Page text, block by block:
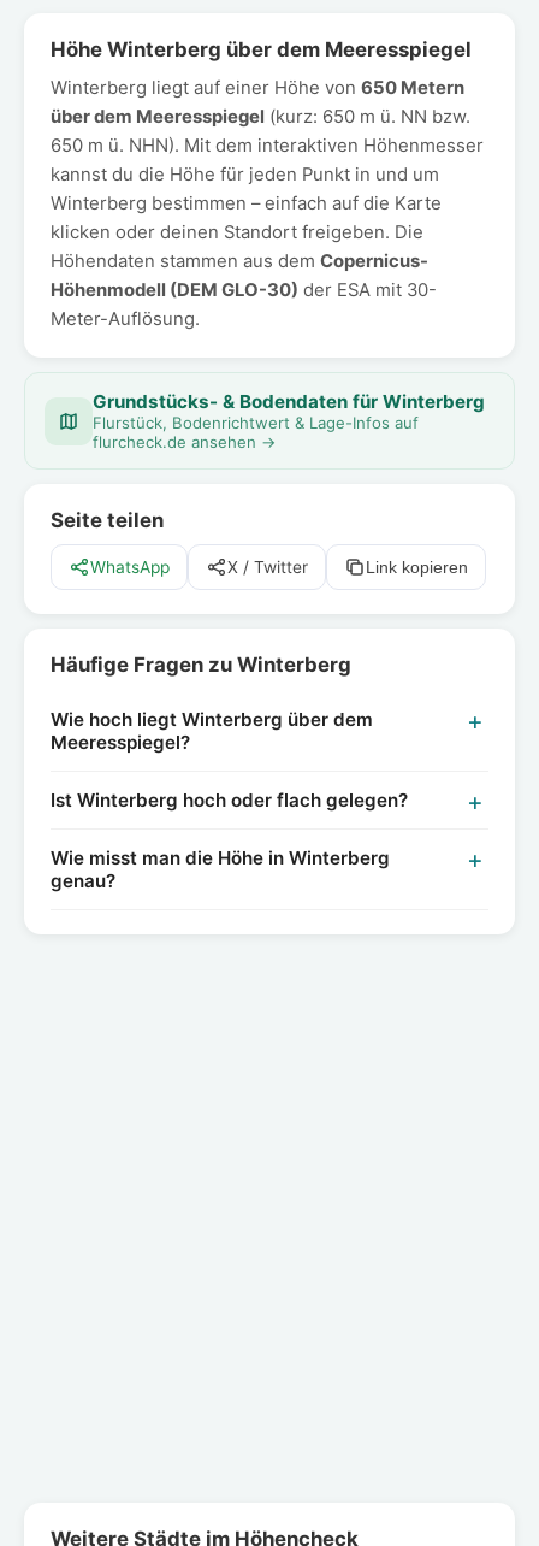
Höhe Winterberg über dem Meeresspiegel
Winterberg liegt auf einer Höhe von 650 Metern
über dem Meeresspiegel (kurz: 650 m ü. NN bzw.
650 m ü. NHN). Mit dem interaktiven Höhenmesser
kannst du die Höhe für jeden Punkt in und um
Winterberg bestimmen – einfach auf die Karte
klicken oder deinen Standort freigeben. Die
Höhendaten stammen aus dem Copernicus-
Höhenmodell (DEM GLO-30) der ESA mit 30-
Meter-Auflösung.
Grundstücks- & Bodendaten für Winterberg
Flurstück, Bodenrichtwert & Lage-Infos auf
flurcheck.de ansehen →
Seite teilen
WhatsApp X / Twitter Link kopieren
Häufige Fragen zu Winterberg
Wie hoch liegt Winterberg über dem
Meeresspiegel?
Ist Winterberg hoch oder flach gelegen?
Wie misst man die Höhe in Winterberg
genau?
Weitere Städte im Höhencheck